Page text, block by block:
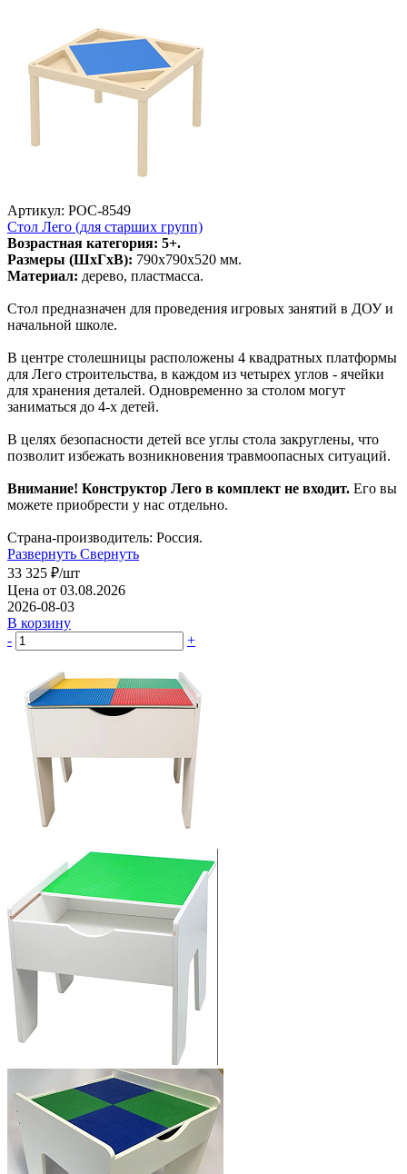
Артикул: РОС-8549
Стол Лего (для старших групп)
Возрастная категория: 5+.
Размеры (ШхГхВ): 790х790х520 мм.
Материал: дерево, пластмасса.
Стол предназначен для проведения игровых занятий в ДОУ и
начальной школе.
В центре столешницы расположены 4 квадратных платформы
для Лего строительства, в каждом из четырех углов - ячейки
для хранения деталей. Одновременно за столом могут
заниматься до 4-х детей.
В целях безопасности детей все углы стола закруглены, что
позволит избежать возникновения травмоопасных ситуаций.
Внимание! Конструктор Лего в комплект не входит. Его вы
можете приобрести у нас отдельно.
Страна-производитель: Россия.
Развернуть Свернуть
33 325 ₽/шт
Цена от 03.08.2026
2026-08-03
В корзину
-
+